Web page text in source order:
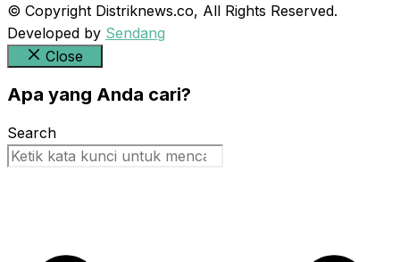
© Copyright Distriknews.co, All Rights Reserved.
Developed by Sendang
Close
Apa yang Anda cari?
Search